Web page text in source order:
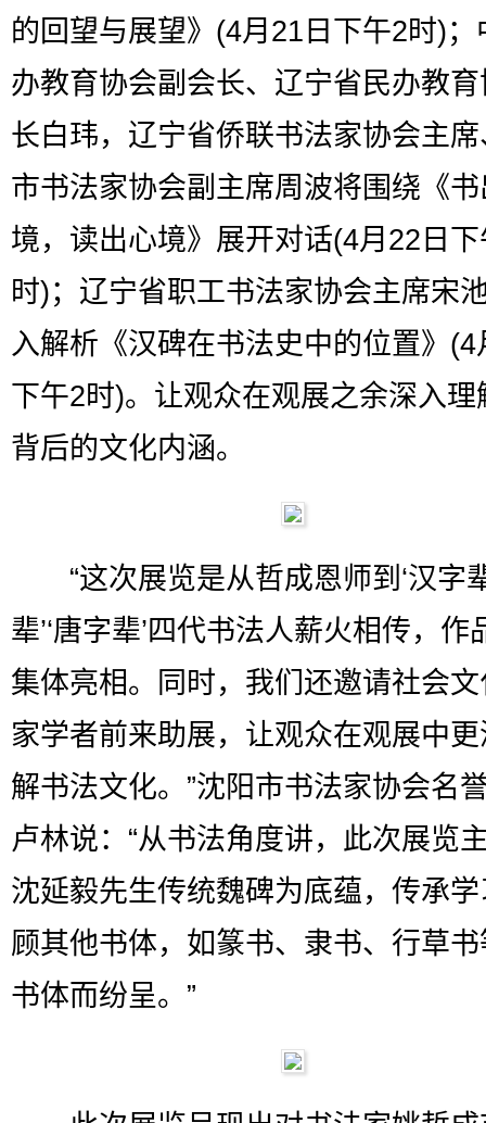
的回望与展望》(4月21日下午2时)；
办教育协会副会长、辽宁省民办教
长白玮，辽宁省侨联书法家协会主
市书法家协会副主席周波将围绕《
境，读出心境》展开对话(4月22日
时)；辽宁省职工书法家协会主席宋
入解析《汉碑在书法史中的位置》(4
下午2时)。让观众在观展之余深入理
背后的文化内涵。
“这次展览是从哲成恩师到‘汉字辈
辈’‘唐字辈’四代书法人薪火相传，作
集体亮相。同时，我们还邀请社会
家学者前来助展，让观众在观展中
解书法文化。”沈阳市书法家协会名
卢林说：“从书法角度讲，此次展览
沈延毅先生传统魏碑为底蕴，传承
顾其他书体，如篆书、隶书、行草
书体而纷呈。”